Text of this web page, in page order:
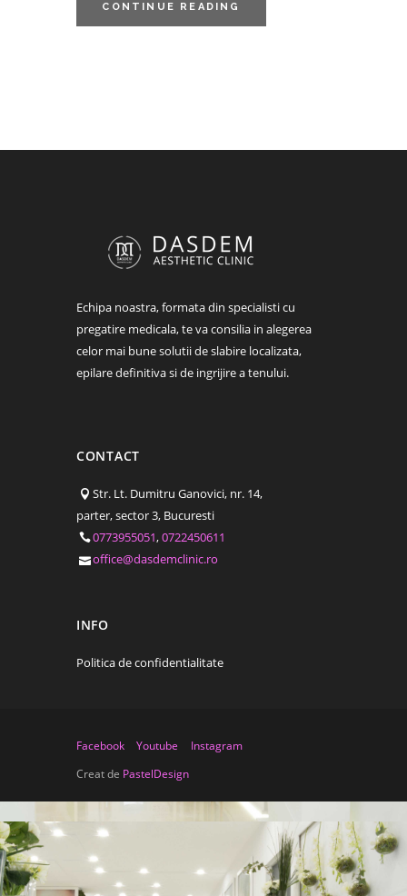
CONTINUE READING
Echipa noastra, formata din specialisti cu
pregatire medicala, te va consilia in alegerea
celor mai bune solutii de slabire localizata,
epilare definitiva si de ingrijire a tenului.
CONTACT
Str. Lt. Dumitru Ganovici, nr. 14,
parter, sector 3, Bucuresti
0773955051,0722450611
office@dasdemclinic.ro
INFO
Politica de confidentialitate
Facebook Youtube
Instagram
Creat de PastelDesign